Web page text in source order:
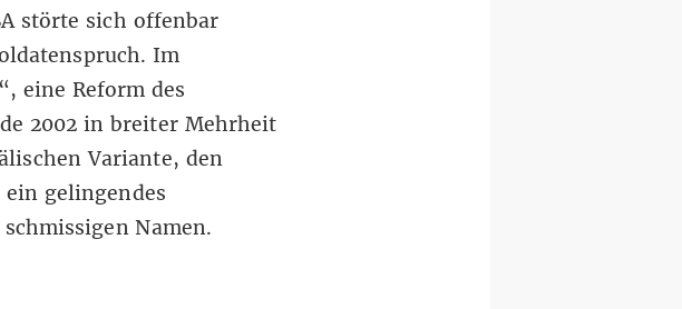
störte sich offenbar
Im
eine Reform des
2002 in breiter Mehrheit
Variante, den
gelingendes
Namen.